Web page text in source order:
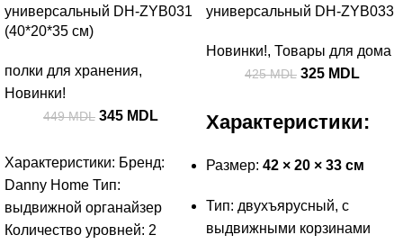
универсальный DH-ZYB031
(40*20*35 см)
полки для хранения,
Новинки!
449MDL 345 MDL
Характеристики: Бренд:
Danny Home Тип:
выдвижной органайзер
Количество уровней: 2
универсальный DH-ZYB033
Новинки!, Товары для дома
425MDL 325 MDL
Характеристики:
Размер: 42 × 20 × 33 см
Тип: двухъярусный, с
выдвижными корзинами